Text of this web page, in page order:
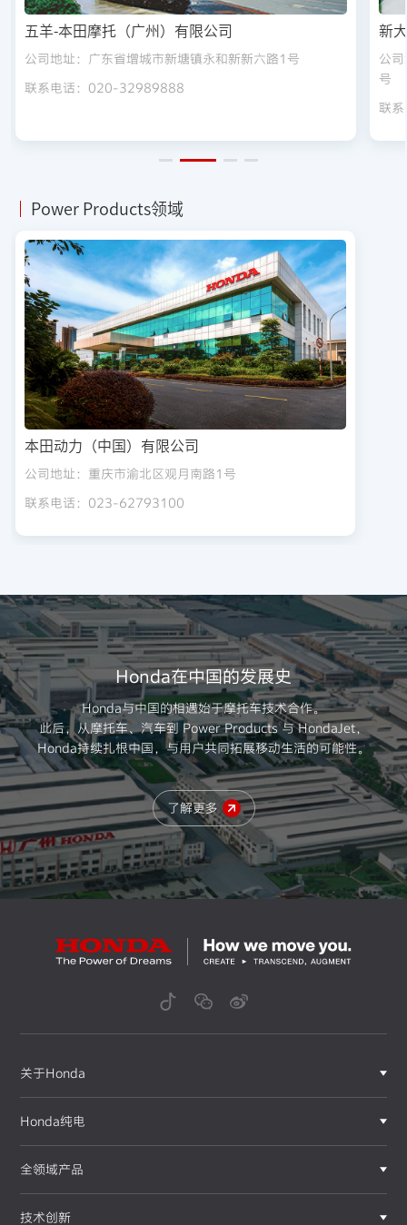
五羊-本田摩托（广州）有限公司
公司地址：广东省增城市新塘镇永和新新六路1号
联系电话：020-32989888
新
公
号
联
Power Products领域
本田动力（中国）有限公司
公司地址：重庆市渝北区观月南路1号
联系电话：023-62793100
Honda在中国的发展史
Honda与中国的相遇始于摩托车技术合作。
此后，从摩托车、汽车到 Power Products 与 HondaJet，
Honda持续扎根中国，与用户共同拓展移动生活的可能性。
了解更多
关于Honda
Honda纯电
全领域产品
技术创新